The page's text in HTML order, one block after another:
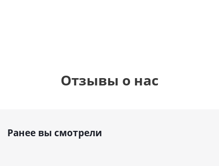
Отзывы о нас
Ранее вы смотрели